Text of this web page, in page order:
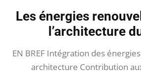
Les énergies
l’architecture
EN BREF Intégration des
architecture Contribution